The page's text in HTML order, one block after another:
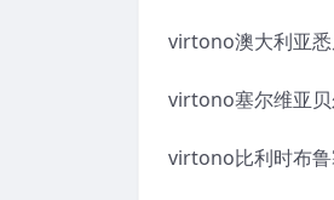
virtono澳大利亚
virtono塞尔维亚贝
virtono比利时布